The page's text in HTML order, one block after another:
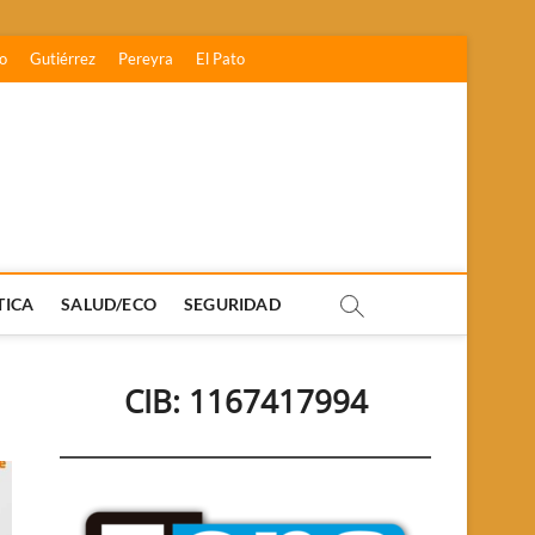
Gutiérrez Pereyra El Pato
SALUD/ECO SEGURIDAD
CIB: 1167417994